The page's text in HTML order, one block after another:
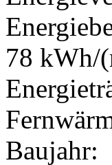
78 kWh/
Baujahr: